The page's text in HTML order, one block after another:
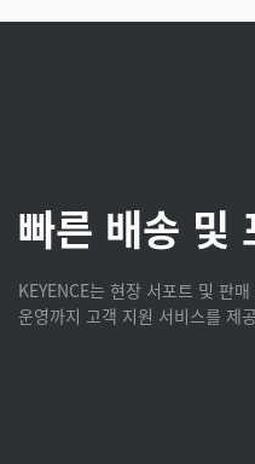
빠른 배송 및
KEYENCE는 현장 서포트 및 판
운영까지 고객 지원 서비스를 제